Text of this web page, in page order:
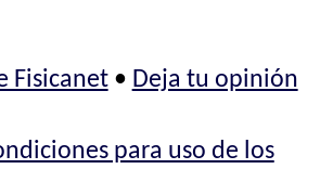
Fisicanet• Deja tu opinión
para uso de los